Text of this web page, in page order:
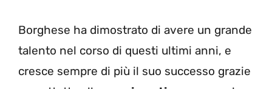
Borghese ha dimostrato di avere un grande
talento nel corso di questi ultimi anni, e
cresce sempre di più il suo successo grazie